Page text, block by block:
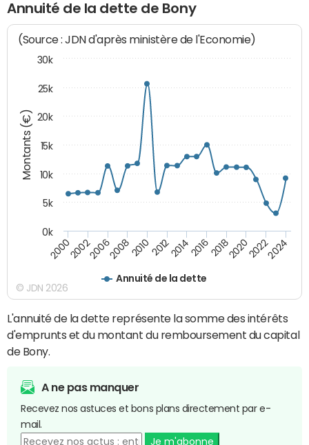
Annuité de la dette de Bony
Montants (€)
(Source : JDN d'après ministère de l'Economie)
Annuité de la dette
200020022006200820102012201420162018202020222024
0k
5k
10k
15k
20k
25k
30k
© JDN 2026
L'annuité de la dette représente la somme des intérêts
d'emprunts et du montant du remboursement du capital
de Bony.
A ne pas manquer
Recevez nos astuces et bons plans directement par e-
mail.
Je m'abonne